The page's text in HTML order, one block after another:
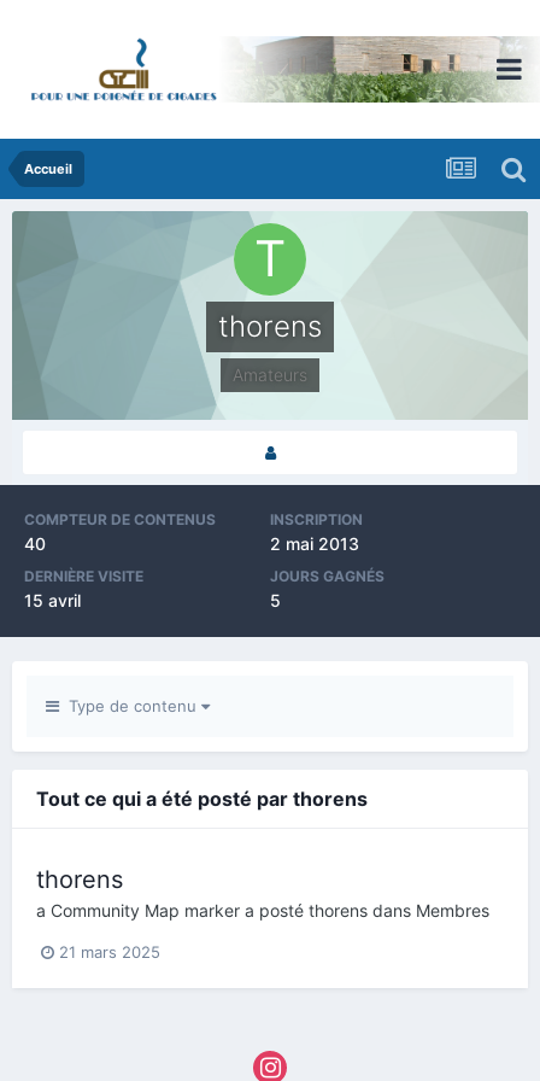
Accueil
thorens
Amateurs
COMPTEUR DE CONTENUS
40
INSCRIPTION
2 mai 2013
DERNIÈRE VISITE
15 avril
JOURS GAGNÉS
5
Type de contenu
Tout ce qui a été posté par thorens
thorens
a Community Map marker a posté thorens dans Membres
21 mars 2025